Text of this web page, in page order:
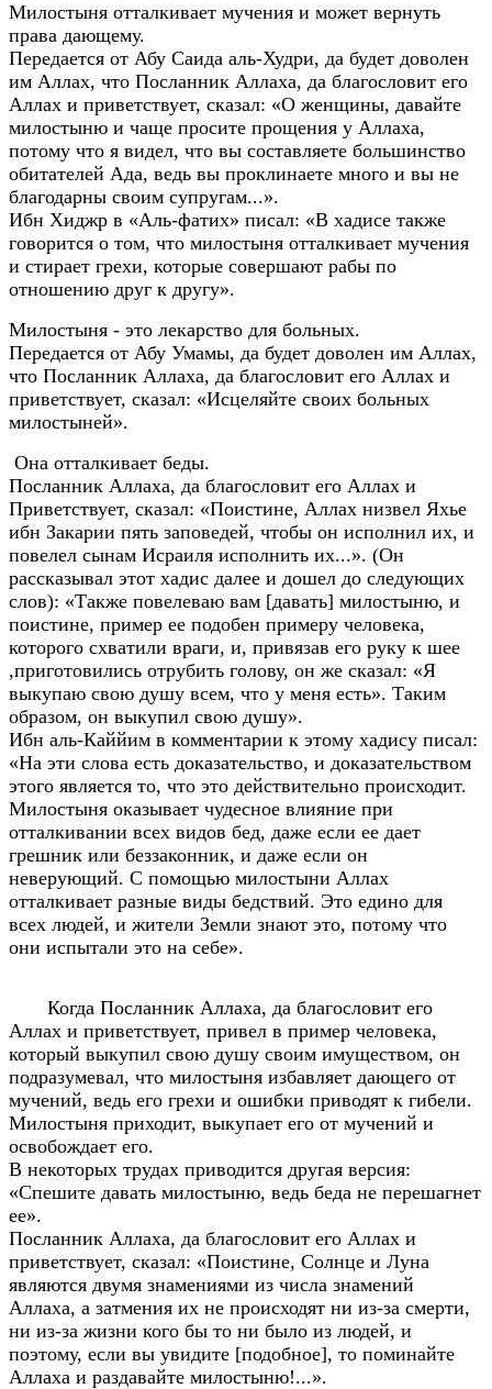
Милостыня отталкивает мучения и может вернуть
права дающему.
Передается от Абу Саида аль-Худри, да будет доволен
им Аллах, что Посланник Аллаха, да благословит его
Аллах и приветствует, сказал: «О женщины, давайте
милостыню и чаще просите прощения у Аллаха,
потому что я видел, что вы составляете большинство
обитателей Ада, ведь вы проклинаете много и вы не
благодарны своим супругам...».
Ибн Хиджр в «Аль-фатих» писал: «В хадисе также
говорится о том, что милостыня отталкивает мучения
и стирает грехи, которые совершают рабы по
отношению друг к другу».
Милостыня - это лекарство для больных.
Передается от Абу Умамы, да будет доволен им Аллах,
что Посланник Аллаха, да благословит его Аллах и
приветствует, сказал: «Исцеляйте своих больных
милостыней».
Она отталкивает беды.
Посланник Аллаха, да благословит его Аллах и
Приветствует, сказал: «Поистине, Аллах низвел Яхье
ибн Закарии пять заповедей, чтобы он исполнил их, и
повелел сынам Исраиля исполнить их...». (Он
рассказывал этот хадис далее и дошел до следующих
слов): «Также повелеваю вам [давать] милостыню, и
поистине, пример ее подобен примеру человека,
которого схватили враги, и, привязав его руку к шее
,приготовились отрубить голову, он же сказал: «Я
выкупаю свою душу всем, что у меня есть». Таким
образом, он выкупил свою душу».
Ибн аль-Каййим в комментарии к этому хадису писал:
«На эти слова есть доказательство, и доказательством
этого является то, что это действительно происходит.
Милостыня оказывает чудесное влияние при
отталкивании всех видов бед, даже если ее дает
грешник или беззаконник, и даже если он
неверующий. С помощью милостыни Аллах
отталкивает разные виды бедствий. Это едино для
всех людей, и жители Земли знают это, потому что
они испытали это на себе».
Когда Посланник Аллаха, да благословит его
Аллах и приветствует, привел в пример человека,
который выкупил свою душу своим имуществом, он
подразумевал, что милостыня избавляет дающего от
мучений, ведь его грехи и ошибки приводят к гибели.
Милостыня приходит, выкупает его от мучений и
освобождает его.
В некоторых трудах приводится другая версия:
«Спешите давать милостыню, ведь беда не перешагнет
ее».
Посланник Аллаха, да благословит его Аллах и
приветствует, сказал: «Поистине, Солнце и Луна
являются двумя знамениями из числа знамений
Аллаха, а затмения их не происходят ни из-за смерти,
ни из-за жизни кого бы то ни было из людей, и
поэтому, если вы увидите [подобное], то поминайте
Аллаха и раздавайте милостыню!...».